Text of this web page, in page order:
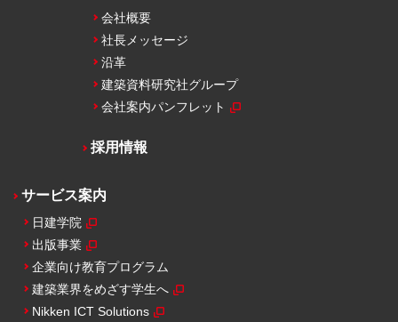
会社概要
社長メッセージ
沿革
建築資料研究社グループ
会社案内パンフレット
採用情報
サービス案内
日建学院
出版事業
企業向け教育プログラム
建築業界をめざす学生へ
Nikken ICT Solutions